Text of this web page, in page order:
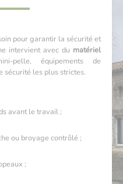
pour garantir la sécurité et
intervient avec du matériel
pelle, équipements de
sécurité les plus strictes.
avant le travail ;
ou broyage contrôlé ;
;